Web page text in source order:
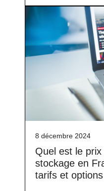
8 décembre 2024
Quel est le
stockage en
tarifs et